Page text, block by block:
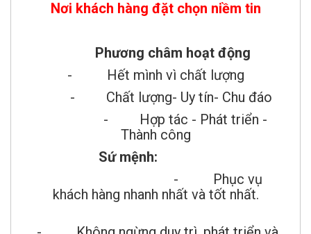
Nơi khách hàng đặt chọn niềm tin
Phương châm hoạt động
- Hết mình vì chất lượng
- Chất lượng- Uy tín- Chu đáo
- Hợp tác - Phát triển -
Thành công
Sứ mệnh:
- Phục vụ
khách hàng nhanh nhất và tốt nhất.